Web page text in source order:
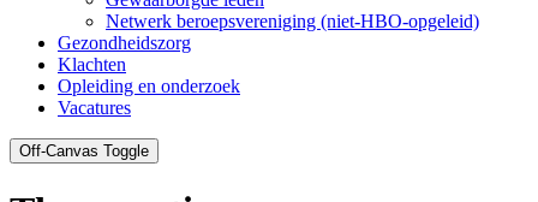
Netwerk beroepsvereniging (niet-HBO-opgeleid)
Gezondheidszorg
Klachten
Opleiding en onderzoek
Vacatures
Off-Canvas Toggle